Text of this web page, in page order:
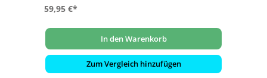
59,95 €*
In den Warenkorb
Zum Vergleich hinzufügen